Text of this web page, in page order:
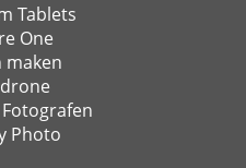
Tablets
One
maken
Photo